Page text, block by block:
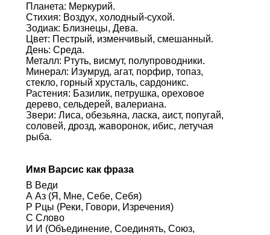
Планета: Меркурий.
Стихия: Воздух, холодный-сухой.
Зодиак: Близнецы, Дева.
Цвет: Пестрый, изменчивый, смешанный.
День: Среда.
Металл: Ртуть, висмут, полупроводники.
Минерал: Изумруд, агат, порфир, топаз,
стекло, горный хрусталь, сардоникс.
Растения: Базилик, петрушка, ореховое
дерево, сельдерей, валериана.
Звери: Лиса, обезьяна, ласка, аист, попугай,
соловей, дрозд, жаворонок, ибис, летучая
рыба.
Имя Варсис как фраза
В Веди
А Аз (Я, Мне, Себе, Себя)
Р Рцы (Реки, Говори, Изречения)
С Слово
И И (Объединение, Соединять, Союз,